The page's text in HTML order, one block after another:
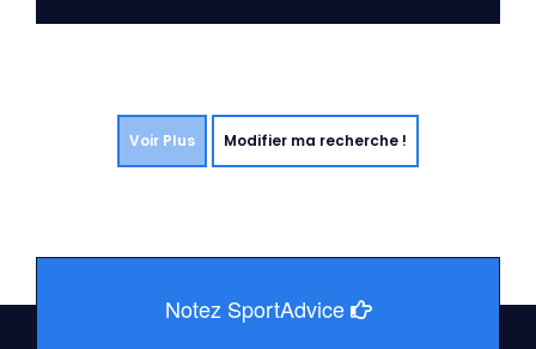
Voir Plus Modifier ma recherche !
Notez SportAdvice